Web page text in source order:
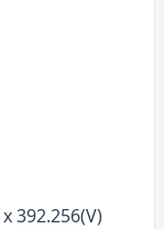
392.256(V)